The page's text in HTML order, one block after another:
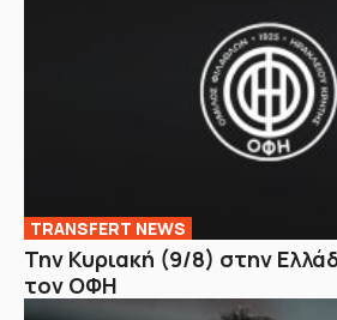
TRANSFERT NEWS
Την Κυριακή (9/8) στην
τον ΟΦΗ